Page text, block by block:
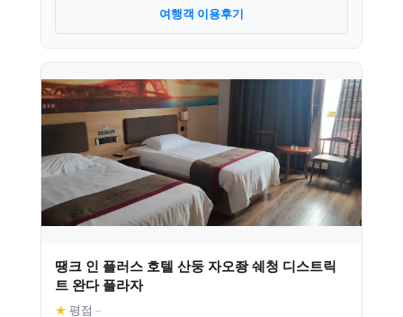
여행객 이용후기
땡크 인 플러스 호텔 산둥 자오좡 쉐청 디스트릭
트 완다 플라자
★ 평점 –